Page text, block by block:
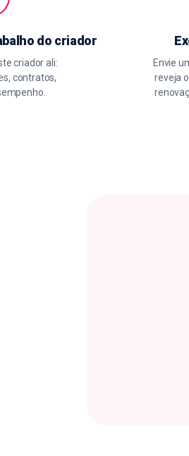
do criador
criador ali:
contratos,
Envie
reveja